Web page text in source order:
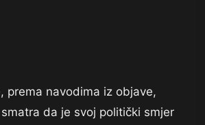
prema navodima iz objave,
da je svoj politički smjer